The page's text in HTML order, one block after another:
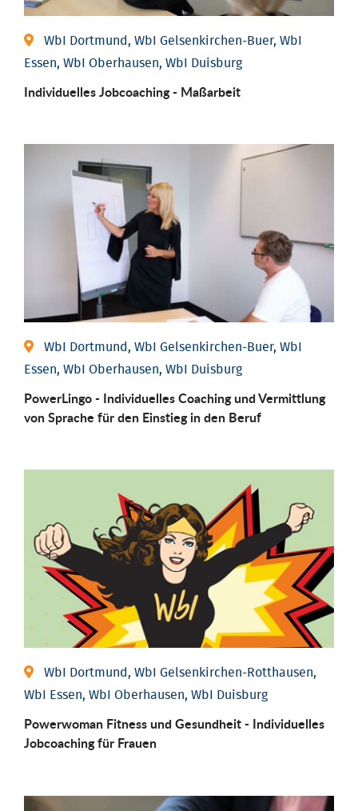
WbI Dortmund, WbI Gelsenkirchen-Buer, WbI
Essen, WbI Oberhausen, WbI Duisburg
Individu­elles Job­coaching - Maßarbeit
WbI Dortmund, WbI Gelsenkirchen-Buer, WbI
Essen, WbI Oberhausen, WbI Duisburg
PowerLingo - Individuelles Coaching und Vermittlung
von Sprache für den Einstieg in den Beruf
WbI Dortmund, WbI Gelsenkirchen-Rotthausen,
WbI Essen, WbI Oberhausen, WbI Duisburg
Powerwoman Fitness und Gesund­heit - Individu­elles
Job­coaching für Frauen